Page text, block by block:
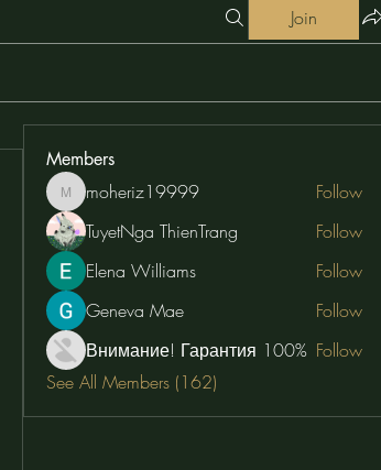
Join
Members
moheriz19999
moheriz19999
Follow
TuyetNga ThienTrang
Follow
Elena Williams
Follow
Geneva Mae
Follow
Внимание! Гарантия 100% Follow
See All Members (162)